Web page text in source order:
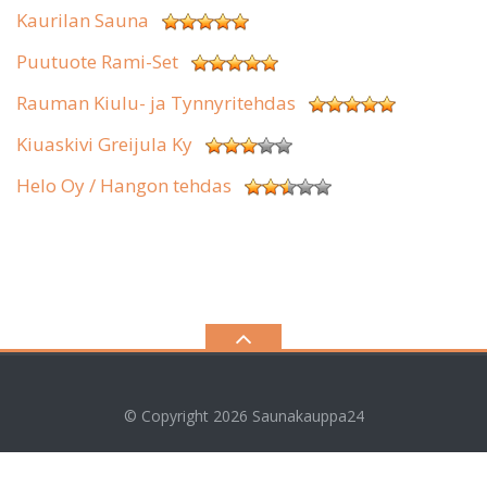
Kaurilan Sauna
Puutuote Rami-Set
Rauman Kiulu- ja Tynnyritehdas
Kiuaskivi Greijula Ky
Helo Oy / Hangon tehdas
© Copyright 2026 Saunakauppa24